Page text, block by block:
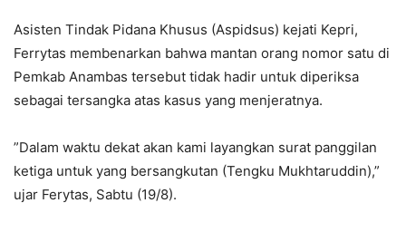
Asisten Tindak Pidana Khusus (Aspidsus) kejati Kepri,
Ferrytas membenarkan bahwa mantan orang nomor satu di
Pemkab Anambas tersebut tidak hadir untuk diperiksa
sebagai tersangka atas kasus yang menjeratnya.
”Dalam waktu dekat akan kami layangkan surat panggilan
ketiga untuk yang bersangkutan (Tengku Mukhtaruddin),”
ujar Ferytas, Sabtu (19/8).